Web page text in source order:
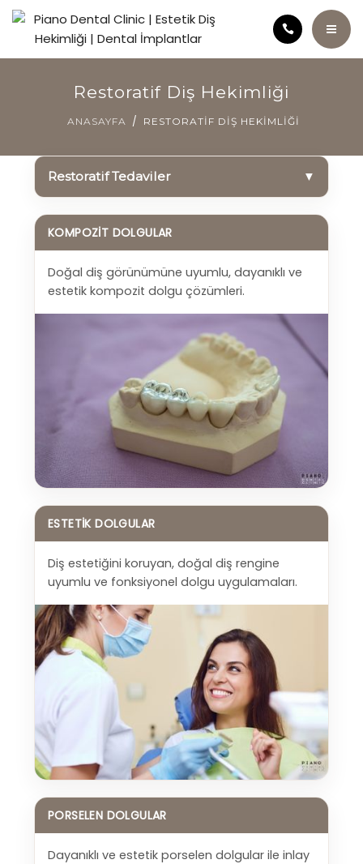
KLINIĞIMIZ
KURUCU HEKIM HATICE ÖZÇELIK
SAĞLIK ANSIKLOPEDISI
ÜCRET POLITIKAMIZ
Restoratif Diş Hekimliği
ANASAYFA RESTORATIF DIŞ HEKIMLIĞI
Restoratif Tedaviler ▼
KOMPOZIT DOLGULAR
Doğal diş görünümüne uyumlu, dayanıklı ve
estetik kompozit dolgu çözümleri.
ESTETIK DOLGULAR
Diş estetiğini koruyan, doğal diş rengine
uyumlu ve fonksiyonel dolgu uygulamaları.
PORSELEN DOLGULAR
Dayanıklı ve estetik porselen dolgular ile inlay